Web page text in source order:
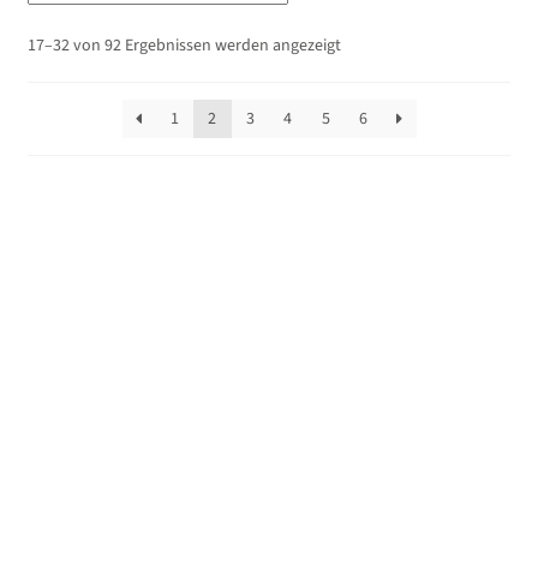
17–32 von 92 Ergebnissen werden angezeigtNach
1
2 3 4 5 6